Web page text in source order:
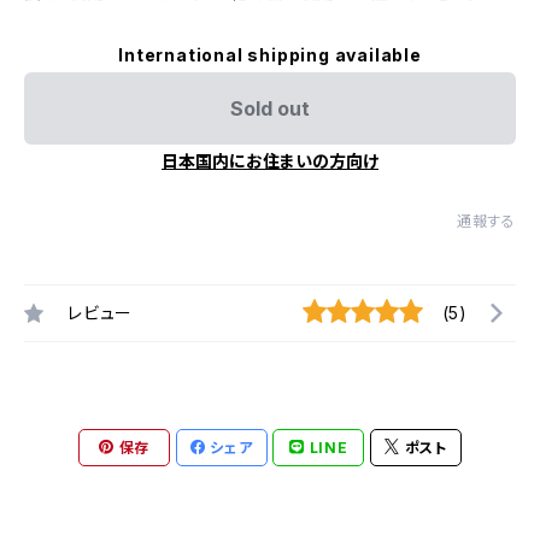
International shipping available
Sold out
日本国内にお住まいの方向け
通報する
レビュー (5)
保存 シェア LINE ポスト